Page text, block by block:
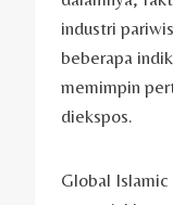
industri
beberapa
memimpin
diekspos.
Global